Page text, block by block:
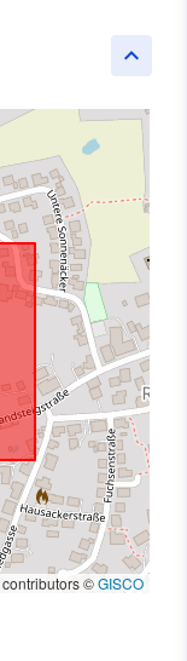
keyboard_arrow_up
contributors ©GISCO